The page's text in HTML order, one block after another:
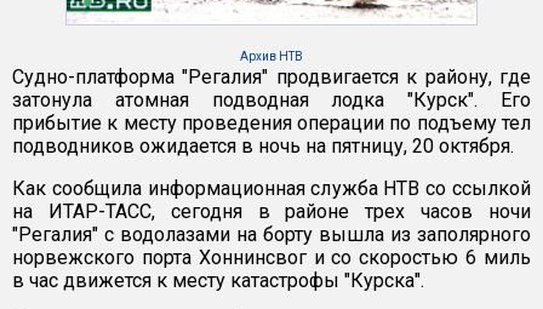
Архив НТВ
Судно-платформа "Регалия" продвигается к району, где
затонула атомная подводная лодка "Курск". Его
прибытие к месту проведения операции по подъему тел
подводников ожидается в ночь на пятницу, 20 октября.
Как сообщила информационная служба НТВ со ссылкой
на ИТАР-ТАСС, сегодня в районе трех часов ночи
"Регалия" с водолазами на борту вышла из заполярного
норвежского порта Хоннинсвог и со скоростью 6 миль
в час движется к месту катастрофы "Курска".